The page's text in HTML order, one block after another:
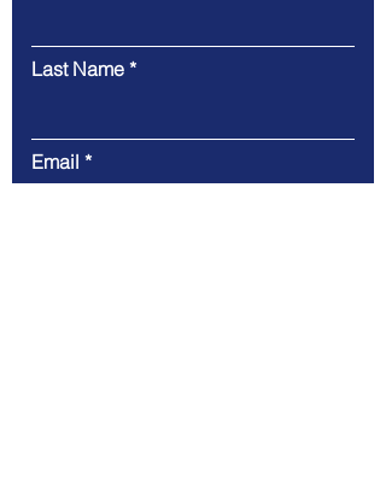
Last Name
Email